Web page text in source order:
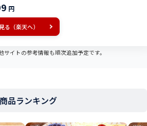
円
る（楽天へ）
イトの参考情報も順次追加予定です。
品ランキング